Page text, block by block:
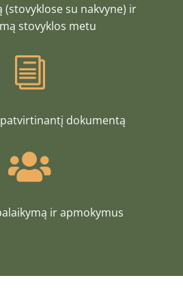
(stovyklose su nakvyne) ir
stovyklos metu
i
dokumentą

ir apmokymus